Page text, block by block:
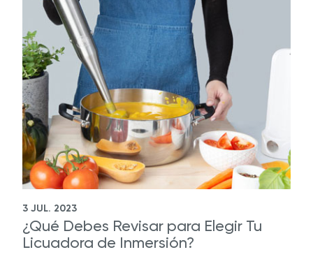
3 JUL. 2023
¿Qué Debes Revisar para Elegir Tu
Licuadora de Inmersión?